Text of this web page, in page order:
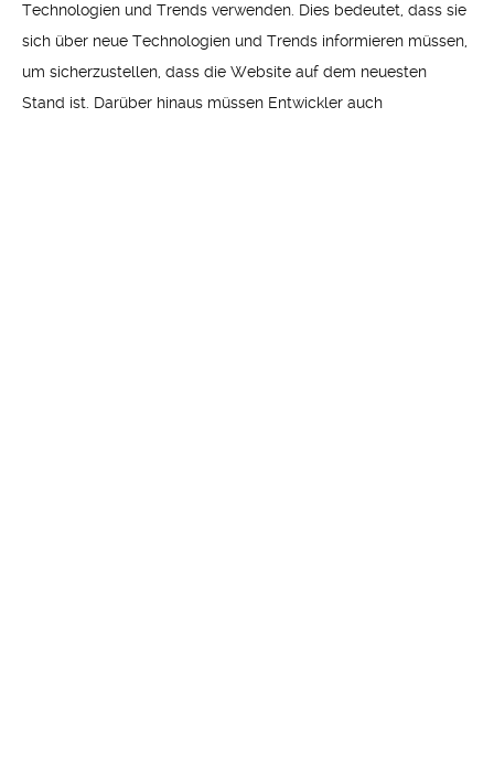
Technologien und Trends verwenden. Dies bedeutet, dass sie
sich über neue Technologien und Trends informieren müssen,
um sicherzustellen, dass die Website auf dem neuesten
Stand ist. Darüber hinaus müssen Entwickler auch